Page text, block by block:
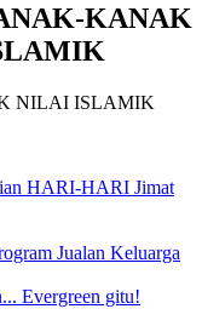
KANAK
NILAI ISLAMIK
HARI-HARI Jimat
Jualan Keluarga
Evergreen gitu!